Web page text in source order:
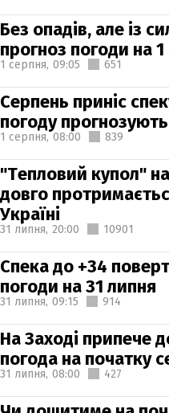
Без опадів, але із
прогноз погоди на
1 серпня, 09:05 651
Серпень приніс
погоду прогнозують
1 серпня, 08:00 839
"Тепловий купол"
довго
Україні
31 липня, 20:00 10901
Спека до +34
погоди на 31 липня
31 липня, 09:15 914
На Заході припече
погода на початку
31 липня, 08:00 427